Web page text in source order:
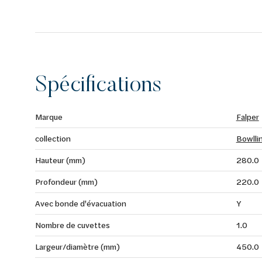
Spécifications
Marque
Falper
collection
Hauteur (mm)
280.0
Profondeur (mm)
220.0
Avec bonde d'évacuation
Y
Nombre de cuvettes
1.0
Largeur/diamètre (mm)
450.0